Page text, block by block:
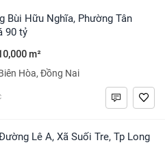
90 tỷ
m²
Hòa, Đồng Nai